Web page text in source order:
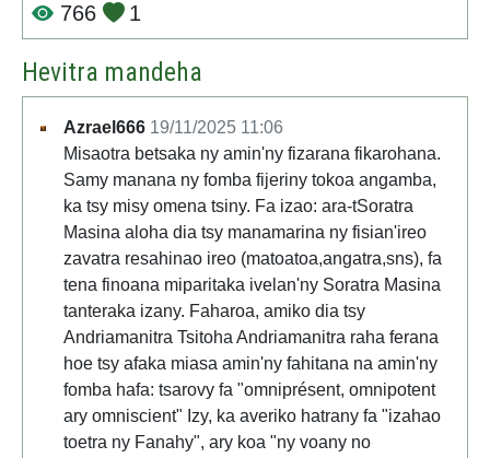
766 1
Hevitra mandeha
Azrael666 19/11/2025 11:06
Misaotra betsaka ny amin'ny fizarana fikarohana.
Samy manana ny fomba fijeriny tokoa angamba,
ka tsy misy omena tsiny. Fa izao: ara-tSoratra
Masina aloha dia tsy manamarina ny fisian'ireo
zavatra resahinao ireo (matoatoa,angatra,sns), fa
tena finoana miparitaka ivelan'ny Soratra Masina
tanteraka izany. Faharoa, amiko dia tsy
Andriamanitra Tsitoha Andriamanitra raha ferana
hoe tsy afaka miasa amin'ny fahitana na amin'ny
fomba hafa: tsarovy fa "omniprésent, omnipotent
ary omniscient" Izy, ka averiko hatrany fa "izahao
toetra ny Fanahy", ary koa "ny voany no